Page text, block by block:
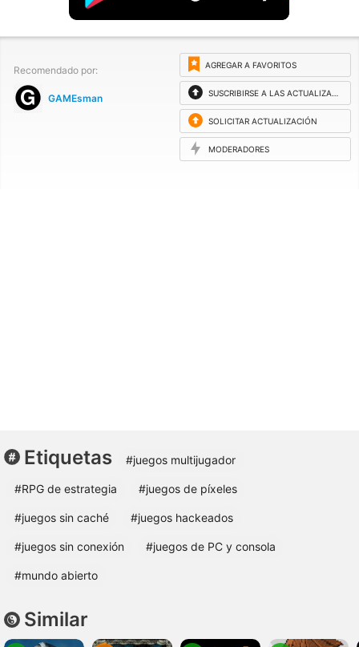
Recomendado por:
GAMEsman
AGREGAR A FAVORITOS
SUSCRIBIRSE A LAS ACTUALIZACIONES
SOLICITAR ACTUALIZACIÓN
MODERADORES
Etiquetas #juegos multijugador
#RPG de estrategia #juegos de píxeles
#juegos sin caché #juegos hackeados
#juegos sin conexión #juegos de PC y consola
#mundo abierto
Similar